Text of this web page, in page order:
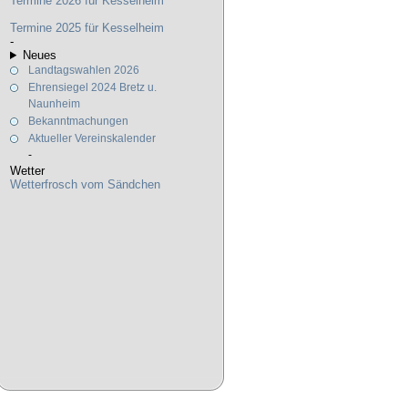
Termine 2025 für Kesselheim
-
Neues
Landtagswahlen 2026
Ehrensiegel 2024 Bretz u.
Naunheim
Bekanntmachungen
Aktueller Vereinskalender
-
Wetter
Wetterfrosch vom Sändchen